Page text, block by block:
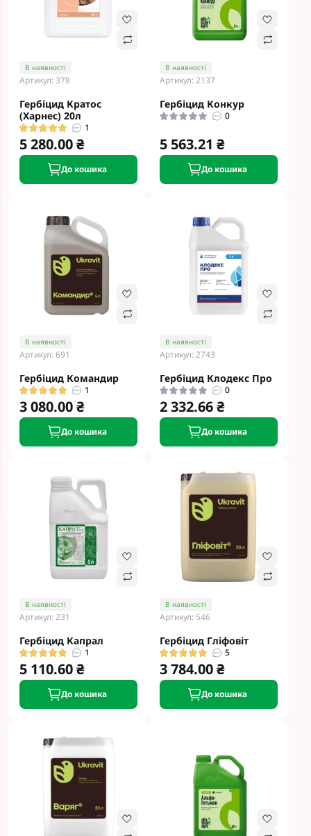
В наявності
Артикул: 378
Гербіцид Кратос
(Харнес) 20л
1
5 280.00 ₴
До кошика
В наявності
Артикул: 2137
Гербіцид Конкур
0
5 563.21 ₴
До кошика
В наявності
Артикул: 691
Гербіцид Командир
1
3 080.00 ₴
До кошика
В наявності
Артикул: 2743
Гербіцид Клодекс Про
0
2 332.66 ₴
До кошика
В наявності
Артикул: 231
Гербіцид Капрал
1
5 110.60 ₴
До кошика
В наявності
Артикул: 546
Гербіцид Гліфовіт
5
3 784.00 ₴
До кошика